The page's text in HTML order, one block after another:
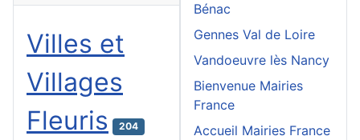
Villes et
Villages
Fleuris
204
Bénac
Gennes Val de Loire
Vandoeuvre lès Nancy
Bienvenue Mairies
France
Accueil Mairies France